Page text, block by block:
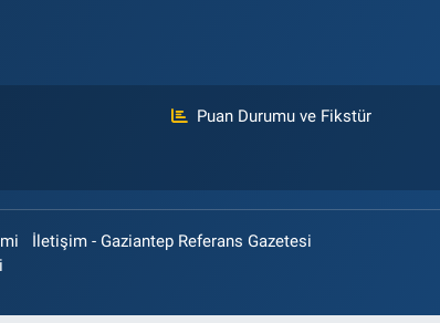
Puan Durumu ve Fikstür
İletişim - Gaziantep Referans Gazetesi